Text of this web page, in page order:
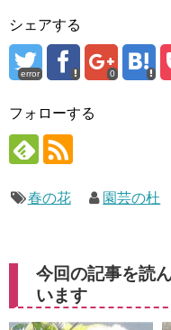
シェアする
error 0
フォローする
春の花 園芸の杜
今回の記事を読
います